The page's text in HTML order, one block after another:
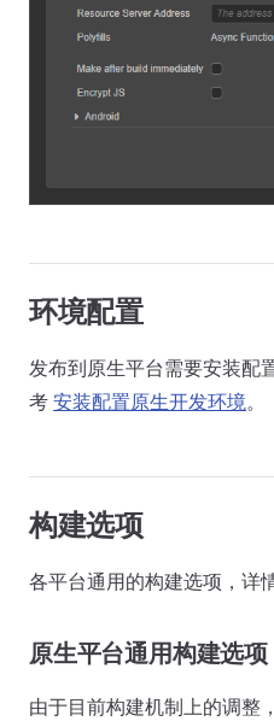
环境配置
发布到原生平台需要安装配
考 安装配置原生开发环境。
构建选项
各平台通用的构建选项，详
原生平台通用构建选项
由于目前构建机制上的调整